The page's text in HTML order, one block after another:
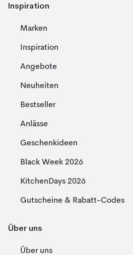
Inspiration
Marken
Inspiration
Angebote
Neuheiten
Bestseller
Anlässe
Geschenkideen
Black Week 2026
KitchenDays 2026
Gutscheine & Rabatt-Codes
Über uns
Über uns